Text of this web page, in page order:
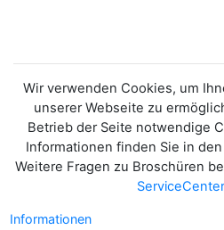
Wir verwenden Cookies, um
unserer Webseite zu
Betrieb der Seite notwendige
Informationen finden Sie in
Weitere Fragen zu Broschüren
Informationen